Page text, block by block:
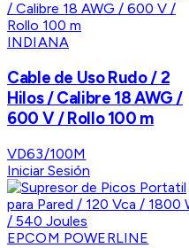
INDIANA
Cable de Uso Rudo / 2
Hilos / Calibre 18 AWG /
600 V / Rollo 100 m
VD63/100M
Iniciar Sesión
EPCOM POWERLINE